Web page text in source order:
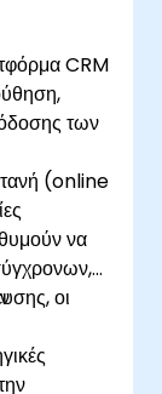
CRM
των
(online
να
οι